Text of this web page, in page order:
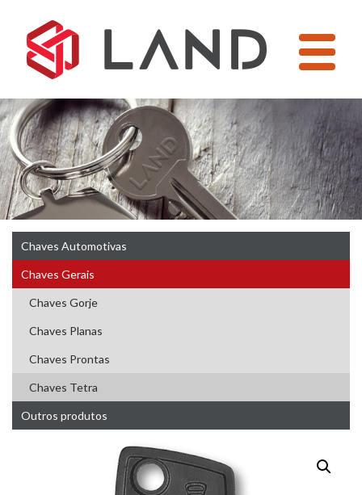
conteúdo
Chaves Automotivas
Chaves Gerais
Chaves Gorje
Chaves Planas
Chaves Prontas
Chaves Tetra
Outros produtos